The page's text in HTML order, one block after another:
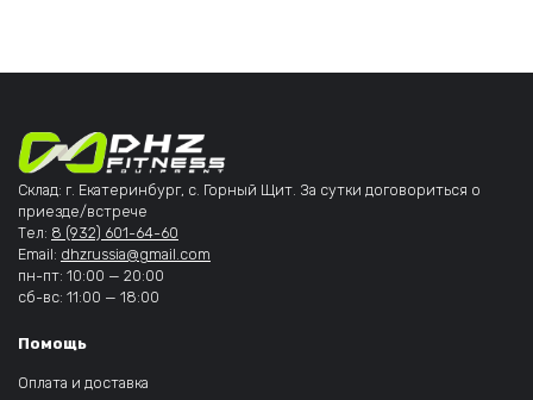
Склад: г. Екатеринбург, с. Горный Щит. За сутки договориться о
приезде/встрече
Тел: 8 (932) 601-64-60
Email: dhzrussia@gmail.com
пн-пт: 10:00 — 20:00
сб-вс: 11:00 — 18:00
Помощь
Оплата и доставка